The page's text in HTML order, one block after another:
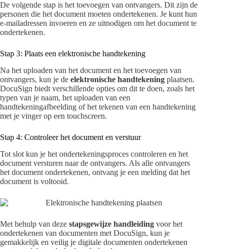
De volgende stap is het toevoegen van ontvangers. Dit zijn de
personen die het document moeten ondertekenen. Je kunt hun
e-mailadressen invoeren en ze uitnodigen om het document te
ondertekenen.
Stap 3: Plaats een elektronische handtekening
Na het uploaden van het document en het toevoegen van
ontvangers, kun je de elektronische handtekening plaatsen.
DocuSign biedt verschillende opties om dit te doen, zoals het
typen van je naam, het uploaden van een
handtekeningafbeelding of het tekenen van een handtekening
met je vinger op een touchscreen.
Stap 4: Controleer het document en verstuur
Tot slot kun je het ondertekeningsproces controleren en het
document versturen naar de ontvangers. Als alle ontvangers
het document ondertekenen, ontvang je een melding dat het
document is voltooid.
Met behulp van deze stapsgewijze handleiding voor het
ondertekenen van documenten met DocuSign, kun je
gemakkelijk en veilig je digitale documenten ondertekenen